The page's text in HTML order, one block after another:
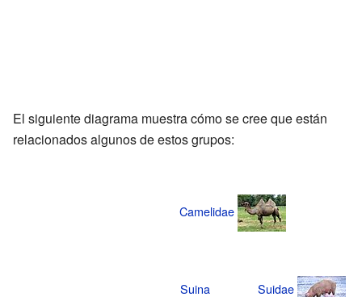
El siguiente diagrama muestra cómo se cree que están
relacionados algunos de estos grupos:
Camelidae
Suina Suidae